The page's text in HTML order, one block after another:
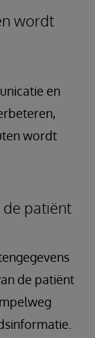
wordt
en
wordt
patiënt
de patiënt